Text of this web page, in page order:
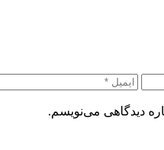
دیدگاهی می‌نویسم.